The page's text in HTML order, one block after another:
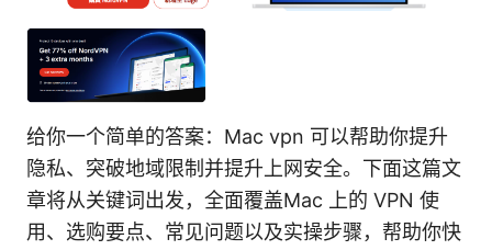
给你一个简单的答案：Mac vpn 可以帮助你提升
隐私、突破地域限制并提升上网安全。下面这篇文
章将从关键词出发，全面覆盖Mac 上的 VPN 使
用、选购要点、常见问题以及实操步骤，帮助你快